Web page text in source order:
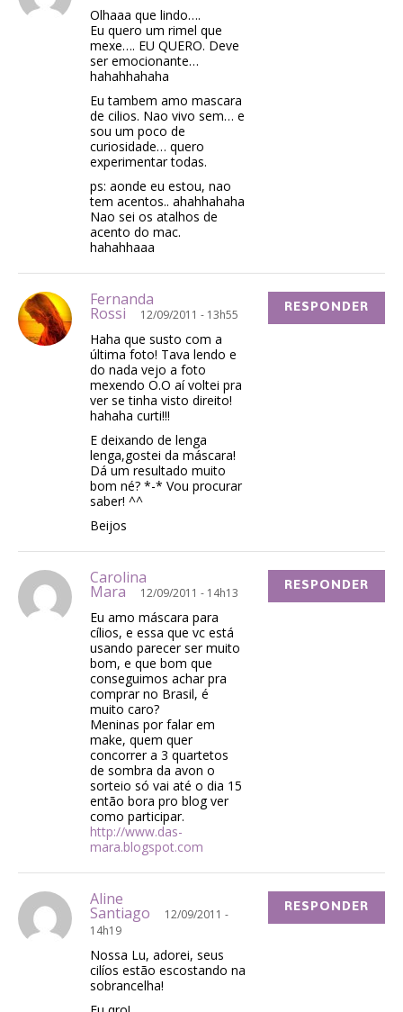
Olhaaa que lindo….
Eu quero um rimel que
mexe…. EU QUERO. Deve
ser emocionante…
hahahhahaha
Eu tambem amo mascara
de cilios. Nao vivo sem… e
sou um poco de
curiosidade… quero
experimentar todas.
ps: aonde eu estou, nao
tem acentos.. ahahhahaha
Nao sei os atalhos de
acento do mac.
hahahhaaa
Fernanda
Rossi 12/09/2011 - 13h55
Haha que susto com a
última foto! Tava lendo e
do nada vejo a foto
mexendo O.O aí voltei pra
ver se tinha visto direito!
hahaha curti!!!
E deixando de lenga
lenga,gostei da máscara!
Dá um resultado muito
bom né? *-* Vou procurar
saber! ^^
Beijos
RESPONDER
Carolina
Mara 12/09/2011 - 14h13
Eu amo máscara para
cílios, e essa que vc está
usando parecer ser muito
bom, e que bom que
conseguimos achar pra
comprar no Brasil, é
muito caro?
Meninas por falar em
make, quem quer
concorrer a 3 quartetos
de sombra da avon o
sorteio só vai até o dia 15
então bora pro blog ver
como participar.
http://www.das-
mara.blogspot.com
RESPONDER
Aline
Santiago
12/09/2011 -
14h19
Nossa Lu, adorei, seus
cilíos estão escostando na
sobrancelha!
RESPONDER